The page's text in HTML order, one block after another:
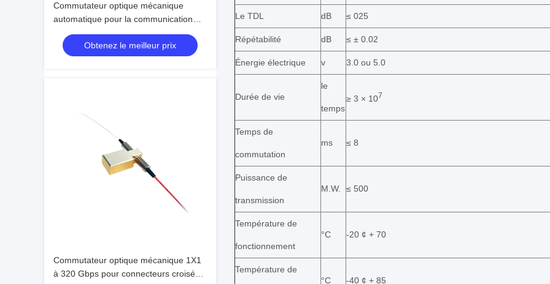
Commutateur optique mécanique
automatique pour la communication
bidirectionnelle du commutateur
optique limiteObtenez le meilleur prix
Commutateur optique mécanique 1X1
à 320 Gbps pour connecteurs croisés
Le TDL dB ≤ 025
Répétabilité dB ≤ ± 0.02
Énergie électrique v 3.0 ou 5.0
Durée de vie
le
temps
≥ 3 × 107
Temps de
commutation
ms ≤ 8
Puissance de
transmission
M.W. ≤ 500
Température de
fonctionnement
°C -20 ¢ + 70
Température de
°C -40 ¢ + 85